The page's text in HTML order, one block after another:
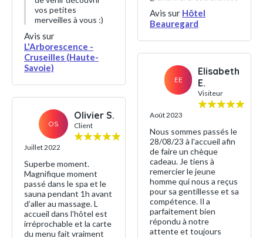
vos petites
merveilles à vous :)
Avis sur
L'Arborescence -
Cruseilles (Haute-
Savoie)
OS
Olivier S.
Client
Juillet 2022
Superbe moment.
Magnifique moment
passé dans le spa et le
sauna pendant 1h avant
d’aller au massage. L
accueil dans l’hôtel est
irréprochable et la carte
du menu fait vraiment
Avis sur Hôtel
Beauregard
EE
Elisabeth
E.
Visiteur
Août 2023
Nous sommes passés le
28/08/23 à l'accueil afin
de faire un chèque
cadeau. Je tiens à
remercier le jeune
homme qui nous a reçus
pour sa gentillesse et sa
compétence. Il a
parfaitement bien
répondu à notre
attente et toujours